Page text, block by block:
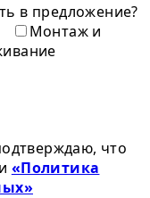
в предложение?
Монтаж и
что
«Политика